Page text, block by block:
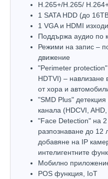
H.265+/H.265/
1 SATA HDD (до
1 VGA и HDMI
Поддържа аудио по
Режими на запис –
движение
"Perimeter
HDTVI) – навлизане
от хора и
"SMD Plus"
канала (HDCVI,
"Face Detection" на
разпознаване до 12
добавяне на IP
интелигентните
Мобилно
POS функция, IoT